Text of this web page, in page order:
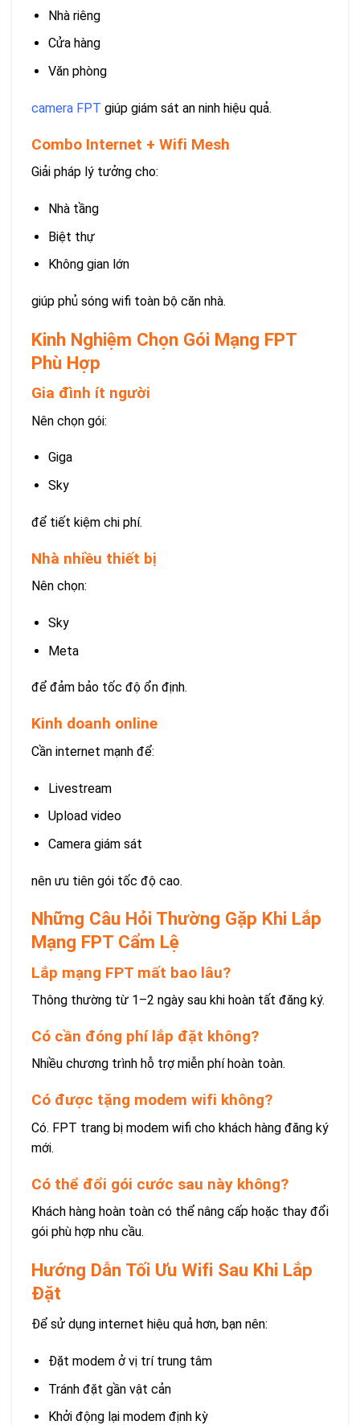
Nhà riêng
Cửa hàng
Văn phòng
camera FPT giúp giám sát an ninh hiệu quả.
Combo Internet + Wifi Mesh
Giải pháp lý tưởng cho:
Nhà tầng
Biệt thự
Không gian lớn
giúp phủ sóng wifi toàn bộ căn nhà.
Kinh Nghiệm Chọn Gói Mạng FPT
Phù Hợp
Gia đình ít người
Nên chọn gói:
Giga
Sky
để tiết kiệm chi phí.
Nhà nhiều thiết bị
Nên chọn:
Sky
Meta
để đảm bảo tốc độ ổn định.
Kinh doanh online
Cần internet mạnh để:
Livestream
Upload video
Camera giám sát
nên ưu tiên gói tốc độ cao.
Những Câu Hỏi Thường Gặp Khi Lắp
Mạng FPT Cẩm Lệ
Lắp mạng FPT mất bao lâu?
Thông thường từ 1–2 ngày sau khi hoàn tất đăng ký.
Có cần đóng phí lắp đặt không?
Nhiều chương trình hỗ trợ miễn phí hoàn toàn.
Có được tặng modem wifi không?
Có. FPT trang bị modem wifi cho khách hàng đăng ký
mới.
Có thể đổi gói cước sau này không?
Khách hàng hoàn toàn có thể nâng cấp hoặc thay đổi
gói phù hợp nhu cầu.
Hướng Dẫn Tối Ưu Wifi Sau Khi Lắp
Đặt
Để sử dụng internet hiệu quả hơn, bạn nên:
Đặt modem ở vị trí trung tâm
Tránh đặt gần vật cản
Khởi động lại modem định kỳ